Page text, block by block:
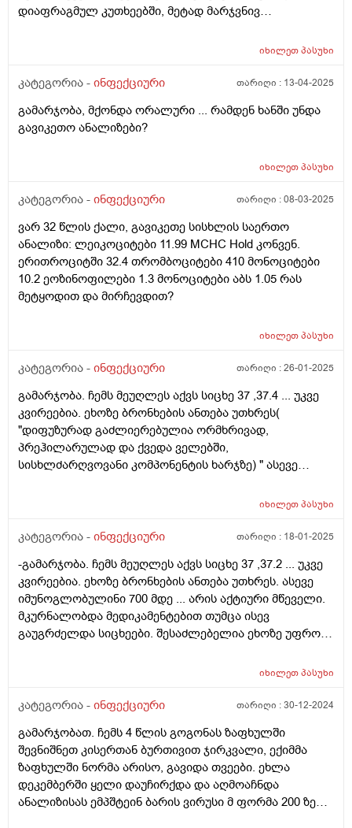
დიაფრაგმულ კუთხეებში, მეტად მარჯვნივ
რაიმე? მოკლე მიმოხილვით რომ მიპასუხოთ ძალიან
მცირედ ინფილტრირებულია, სინუსები
დიფერენცირდება. დიაფრაგმის გუმბათების
იხილეთპასუხი
კატეგორია - ინფექციური თარიღი : 13-04-2025
გამარჯობა, მქონდა ორალური ... რამდენ ხანში უნდა
გავიკეთო ანალიზები?
იხილეთპასუხი
კატეგორია - ინფექციური თარიღი :08-03-2025
ვარ 32 წლის ქალი, გავიკეთე სისხლის საერთო
ანალიზი: ლეიკოციტები 11.99 MCHC Hold კონვენ.
ერითროციტში 32.4 თრომბოციტები 410 მონოციტები
10.2 ეოზინოფილები 1.3 მონოციტები აბს 1.05 რას
მეტყოდით და მირჩევდით?
იხილეთპასუხი
კატეგორია - ინფექციური თარიღი :26-01-2025
გამარჯობა. ჩემს მეუღლეს აქვს სიცხე 37 ,37.4 ... უკვე
კვირეებია. ეხოზე ბრონხების ანთება უთხრეს(
"დიფუზურად გაძლიერებულია ორმხრივად,
პრეჰილარულად და ქვედა ველებში,
სისხლძარღვოვანი კომპონენტის ხარჯზე) " ასევე
ანტიბიოტიკი)) თუმცა ისევ გაუგრძელდა სიცხეები.
გამოკვლევა ფილტვების? მეშინია წყალი არ ჩაუდგეს
ან რამე არ ქონდეს. ასევე უჩივის ბეჭების გვერდების
არეში ტკივილს.
იხილეთპასუხი
კატეგორია - ინფექციური თარიღი : 18-01-2025
-გამარჯობა. ჩემს მეუღლეს აქვს სიცხე 37 ,37.2 ... უკვე
კვირეებია. ეხოზე ბრონხების ანთება უთხრეს. ასევე
იმუნოგლობულინი 700 მდე ... არის აქტიური მწეველი.
მკურნალობდა მედიკამენტებით თუმცა ისევ
გაუგრძელდა სიცხეები. შესაძლებელია ეხოზე უფრო
იხილეთპასუხი
კატეგორია - ინფექციური თარიღი :30-12-2024
გამარჯობათ. ჩემს 4 წლის გოგონას ზაფხულში
შევნიშნეთ კისერთან ბურთივით ჯირკვალი, ექიმმა
ზაფხულში ნორმა არისო, გავიდა თვეები. ეხლა
დეკემბერში ყელი დაუჩირქდა და აღმოაჩნდა
ანალიზისას ემპშტეინ ბარის ვირუსი მ ფორმა 200 ზე